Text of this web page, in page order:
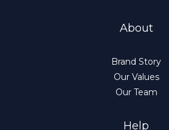
About
Brand Story
Our Values
Our Team
Help